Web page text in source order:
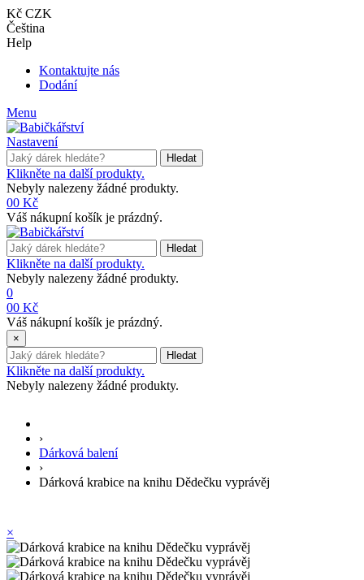
Kč CZK
Čeština
Help
Kontaktujte nás
Dodání
Menu
Nastavení
Hledat
Klikněte na další produkty.
Nebyly nalezeny žádné produkty.
00 Kč
Váš nákupní košík je prázdný.
Hledat
Klikněte na další produkty.
Nebyly nalezeny žádné produkty.
0
00 Kč
Váš nákupní košík je prázdný.
×
Hledat
Klikněte na další produkty.
Nebyly nalezeny žádné produkty.
›
Dárková balení
›
Dárková krabice na knihu Dědečku vyprávěj
×